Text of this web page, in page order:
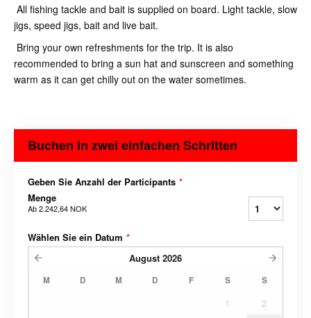
All fishing tackle and bait is supplied on board. Light tackle, slow
jigs, speed jigs, bait and live bait.
Bring your own refreshments for the trip. It is also
recommended to bring a sun hat and sunscreen and something
warm as it can get chilly out on the water sometimes.
Buchen in zwei einfachen Schritten
Geben Sie Anzahl der Participants *
Menge
Ab2.242,64 NOK
Wählen Sie ein Datum *
August 2026
M D M D F S S
1
2